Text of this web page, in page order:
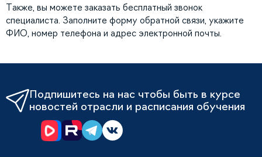
Также, вы можете заказать бесплатный звонок
специалиста. Заполните форму обратной связи, укажите
ФИО, номер телефона и адрес электронной почты.
Подпишитесь на нас чтобы быть в курсе
новостей отрасли и расписания обучения